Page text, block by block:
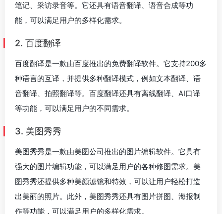
笔记、采访录音等。它还具有语音翻译、语音合成等功
能，可以满足用户的多样化需求。
2. 百度翻译
百度翻译是一款由百度推出的免费翻译软件。它支持200多
种语言的互译，并提供多种翻译模式，例如文本翻译、语
音翻译、拍照翻译等。百度翻译还具有离线翻译、AI口译
等功能，可以满足用户的不同需求。
3. 美图秀秀
美图秀秀是一款由美图公司推出的图片编辑软件。它具有
强大的图片编辑功能，可以满足用户的各种修图需求。美
图秀秀还提供多种美颜滤镜和特效，可以让用户轻松打造
出美丽的照片。此外，美图秀秀还具有图片拼图、海报制
作等功能，可以满足用户的多样化需求。